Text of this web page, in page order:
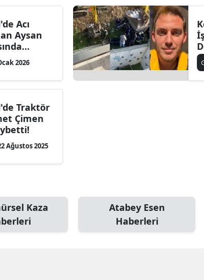
Acı
Aysan
2026
Traktör
Çimen
Ağustos 2025
Kaza
Atabey Esen
Haberleri